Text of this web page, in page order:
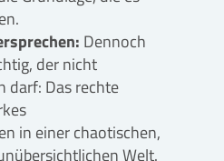
Dennoch
der nicht
darf: Das rechte
in einer chaotischen,
Welt.